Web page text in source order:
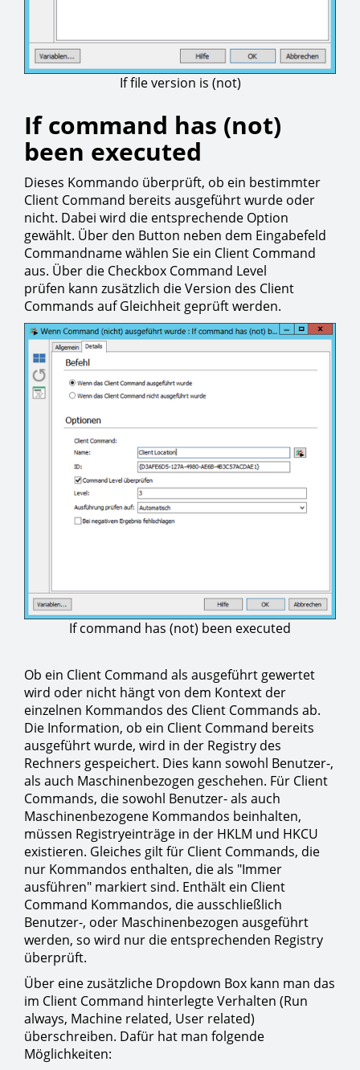
If file version is (not)
If command has (not)
been executed
Dieses Kommando überprüft, ob ein bestimmter
Client Command bereits ausgeführt wurde oder
nicht. Dabei wird die entsprechende Option
gewählt. Über den Button neben dem Eingabefeld
Commandname wählen Sie ein Client Command
aus. Über die Checkbox Command Level
prüfen kann zusätzlich die Version des Client
Commands auf Gleichheit geprüft werden.
If command has (not) been executed
Ob ein Client Command als ausgeführt gewertet
wird oder nicht hängt von dem Kontext der
einzelnen Kommandos des Client Commands ab.
Die Information, ob ein Client Command bereits
ausgeführt wurde, wird in der Registry des
Rechners gespeichert. Dies kann sowohl Benutzer-,
als auch Maschinenbezogen geschehen. Für Client
Commands, die sowohl Benutzer- als auch
Maschinenbezogene Kommandos beinhalten,
müssen Registryeinträge in der HKLM und HKCU
existieren. Gleiches gilt für Client Commands, die
nur Kommandos enthalten, die als "Immer
ausführen" markiert sind. Enthält ein Client
Command Kommandos, die ausschließlich
Benutzer-, oder Maschinenbezogen ausgeführt
werden, so wird nur die entsprechenden Registry
überprüft.
Über eine zusätzliche Dropdown Box kann man das
im Client Command hinterlegte Verhalten (Run
always, Machine related, User related)
überschreiben. Dafür hat man folgende
Möglichkeiten: